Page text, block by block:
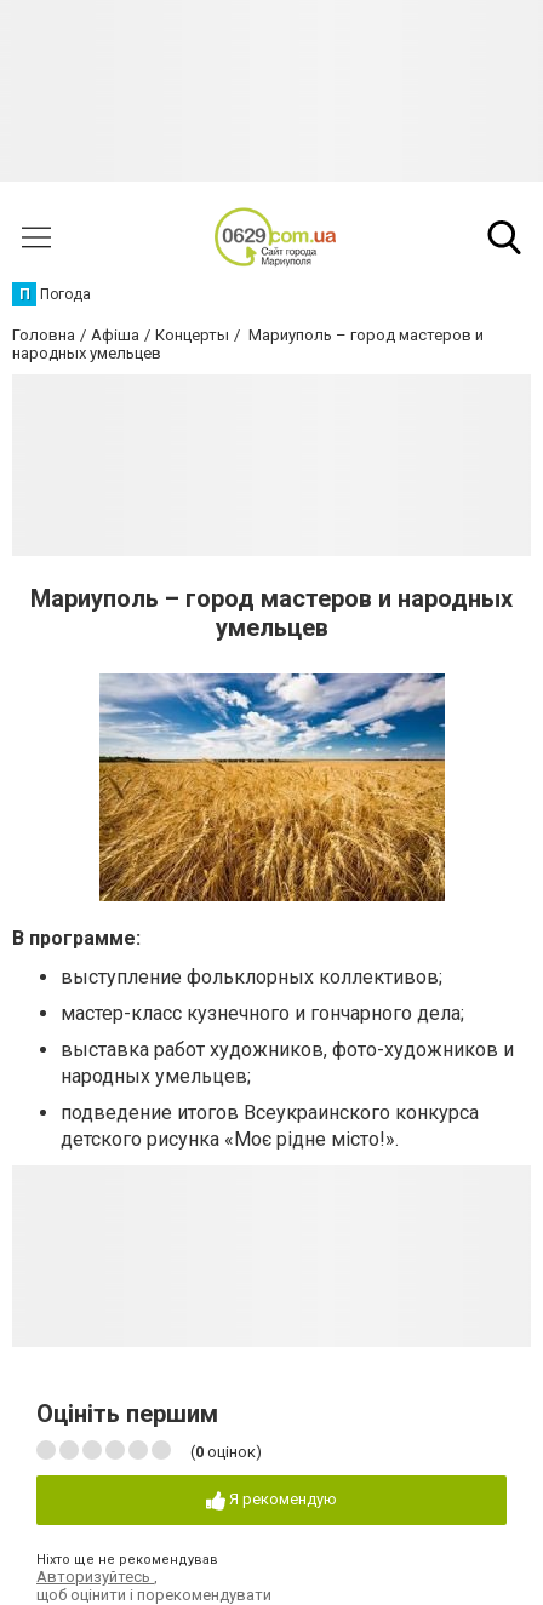
П Погода
Головна Афіша Концерты
Мариуполь – город мастеров и
народных умельцев
Мариуполь – город мастеров и народных
умельцев
В программе:
выступление фольклорных коллективов;
мастер-класс кузнечного и гончарного дела;
выставка работ художников, фото-художников и
народных умельцев;
подведение итогов Всеукраинского конкурса
детского рисунка «Моє рідне місто!».
Оцініть першим
(0 оцінок)
Я рекомендую
Ніхто ще не рекомендував
Авторизуйтесь
щоб оцінити і порекомендувати